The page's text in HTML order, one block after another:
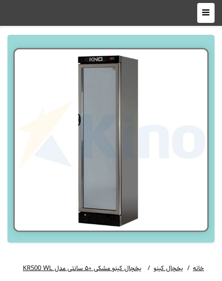
خانه یخچال کینو یخچال کینو مشکی ۵۰ سانتی مدل KR500 WL